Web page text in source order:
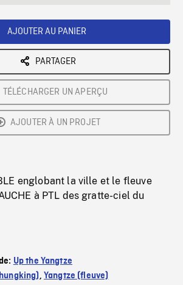
AJOUTER AU PANIER
PARTAGER
TÉLÉCHARGER UN APERÇU
AJOUTER À UN PROJET
englobant la ville et le fleuve
à PTL des gratte-ciel du
Up the Yangtze
, Yangtze (fleuve)